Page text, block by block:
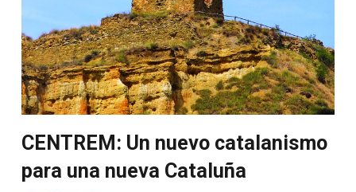
CENTREM: Un nuevo catalanismo
para una nueva Cataluña